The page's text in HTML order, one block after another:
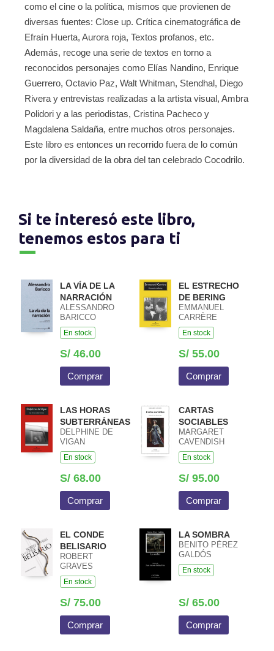
como el cine o la política, mismos que provienen de
diversas fuentes: Close up. Crítica cinematográfica de
Efraín Huerta, Aurora roja, Textos profanos, etc.
Además, recoge una serie de textos en torno a
reconocidos personajes como Elías Nandino, Enrique
Guerrero, Octavio Paz, Walt Whitman, Stendhal, Diego
Rivera y entrevistas realizadas a la artista visual, Ambra
Polidori y a las periodistas, Cristina Pacheco y
Magdalena Saldaña, entre muchos otros personajes.
Este libro es entonces un recorrido fuera de lo común
por la diversidad de la obra del tan celebrado Cocodrilo.
Si te interesó este libro,
tenemos estos para ti
LA VÍA DE LA
NARRACIÓN
ALESSANDRO
BARICCO
En stock
S/ 46.00
Comprar
EL ESTRECHO
DE BERING
EMMANUEL
CARRÈRE
En stock
S/ 55.00
Comprar
LAS HORAS
SUBTERRÁNEAS
DELPHINE DE
VIGAN
En stock
S/ 68.00
Comprar
CARTAS
SOCIABLES
MARGARET
CAVENDISH
En stock
S/ 95.00
Comprar
EL CONDE
BELISARIO
ROBERT
GRAVES
En stock
S/ 75.00
Comprar
LA SOMBRA
BENITO PÉREZ
GALDÓS
En stock
S/ 65.00
Comprar